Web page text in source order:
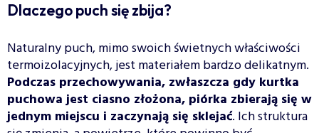
Dlaczego puch się zbija?
Naturalny puch, mimo swoich świetnych właściwości
termoizolacyjnych, jest materiałem bardzo delikatnym.
Podczas przechowywania, zwłaszcza gdy kurtka
puchowa jest ciasno złożona, piórka zbierają się w
jednym miejscu i zaczynają się sklejać. Ich struktura